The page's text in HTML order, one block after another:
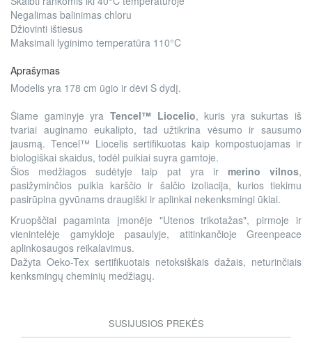
Negalimas balinimas chloru
Džiovinti ištiesus
Maksimali lyginimo temperatūra 110°C
Aprašymas
Modelis yra 178 cm ūgio ir dėvi S dydį.
Šiame gaminyje yra Tencel™ Liocelio, kuris yra sukurtas iš
tvariai auginamo eukalipto, tad užtikrina vėsumo ir sausumo
jausmą. Tencel™ Liocelis sertifikuotas kaip kompostuojamas ir
biologiškai skaidus, todėl puikiai suyra gamtoje.
Šios medžiagos sudėtyje taip pat yra ir
merino vilnos,
pasižyminčios puikia karščio ir šalčio izoliacija, kurios tiekimu
pasirūpina gyvūnams draugiški ir aplinkai nekenksmingi ūkiai.
Kruopščiai pagaminta įmonėje "Utenos trikotažas", pirmoje ir
vienintelėje gamykloje pasaulyje, atitinkančioje Greenpeace
aplinkosaugos reikalavimus.
Dažyta Oeko-Tex sertifikuotais netoksiškais dažais, neturinčiais
kenksmingų cheminių medžiagų.
SUSIJUSIOS PREKĖS